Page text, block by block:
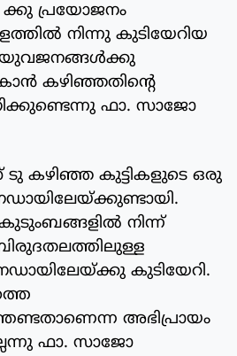
പ്രയോജനം
നിന്നു കുടിയേറിയ
യുവജനങ്ങള്‍ക്കു
കഴിഞ്ഞതിന്റെ
ഫാ. സാജോ
ടു കഴിഞ്ഞ കുട്ടികളുടെ ഒരു
നിന്ന്
കുടിയേറി.
അഭിപ്രായം
ഫാ. സാജോ